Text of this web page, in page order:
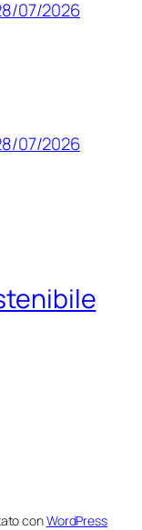
07/2026
07/2026
conWordPress